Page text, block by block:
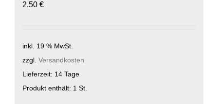
2,50 €
inkl. 19 % MwSt.
zzgl. Versandkosten
Lieferzeit: 14 Tage
Produkt enthält: 1 St.